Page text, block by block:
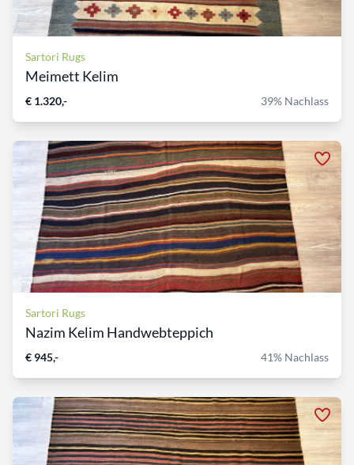
Sartori Rugs
Meimett Kelim
€ 1.320,- 39% Nachlass
Sartori Rugs
Nazim Kelim Handwebteppich
€ 945,- 41% Nachlass